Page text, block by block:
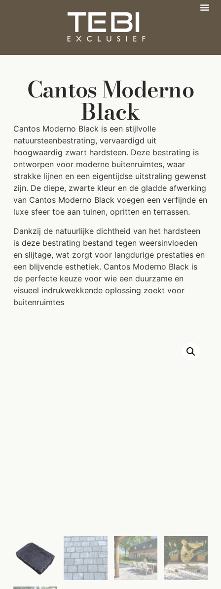
Cantos Moderno
Black
Cantos Moderno Black is een stijlvolle
natuursteenbestrating, vervaardigd uit
hoogwaardig zwart hardsteen. Deze bestrating is
ontworpen voor moderne buitenruimtes, waar
strakke lijnen en een eigentijdse uitstraling gewenst
zijn. De diepe, zwarte kleur en de gladde afwerking
van Cantos Moderno Black voegen een verfijnde en
luxe sfeer toe aan tuinen, opritten en terrassen.
Dankzij de natuurlijke dichtheid van het hardsteen
is deze bestrating bestand tegen weersinvloeden
en slijtage, wat zorgt voor langdurige prestaties en
een blijvende esthetiek. Cantos Moderno Black is
de perfecte keuze voor wie een duurzame en
visueel indrukwekkende oplossing zoekt voor
buitenruimtes